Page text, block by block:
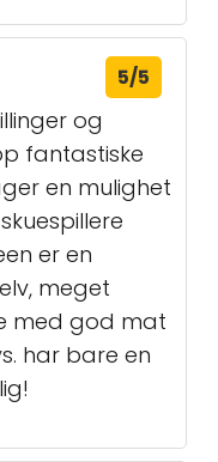
5/5
og
fantastiske
en mulighet
er en
meget
med god mat
har bare en